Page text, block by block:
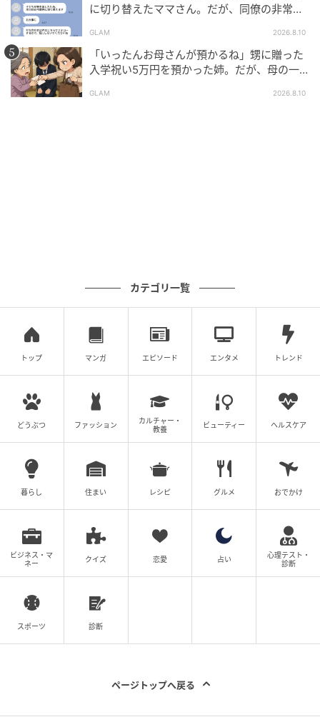
に切り替えたママさん。だが、同僚の非常識
GLAM 2026.8.10
「いったんお母さんが預かるね」甥に贈った
入学祝い5万円を預かった姉。だが、母の一
GLAM 2026.8.10
カテゴリ一覧
トップ マンガ エピソード エンタメ トレンド
どうぶつ ファッション
カルチャー・
教養
ビューティー ヘルスケア
暮らし 住まい レシピ グルメ おでかけ
ビジネス・マ
ネー
クイズ 恋愛 占い
心理テスト・
診断
スポーツ 診断
ページトップへ戻る